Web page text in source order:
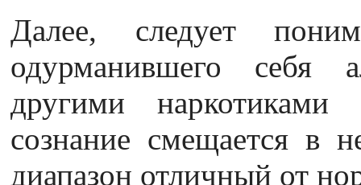
Далее, следует
одурманившего себя
другими наркотиками
сознание смещается в
диапазон отличный от